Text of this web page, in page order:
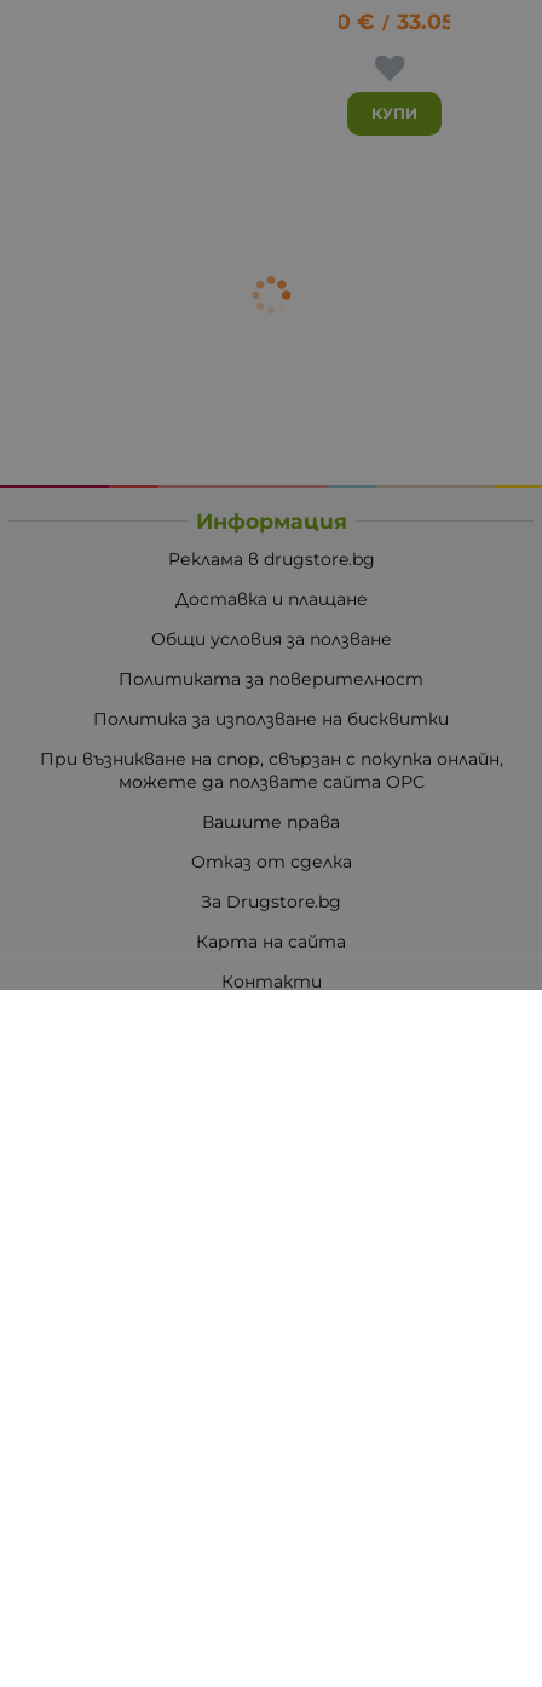
16.90 € / 33.05
КУПИ
Информация
Реклама в drugstore.bg
Доставка и плащане
Общи условия за ползване
Политиката за поверителност
Политика за използване на бисквитки
При възникване на спор, свързан с покупка онлайн,
можете да ползвате сайта ОРС
Вашите права
Отказ от сделка
За Drugstore.bg
Карта на сайта
Контакти